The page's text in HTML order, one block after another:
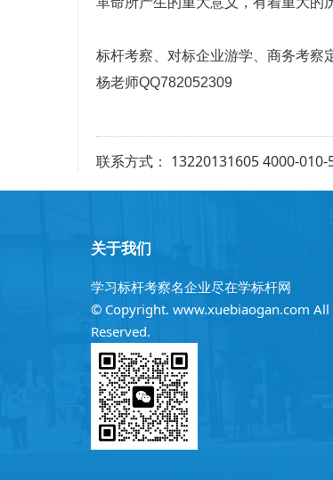
标杆考察、对标企业游学、商务考察
杨老师QQ782052309
联系方式： 13220131605 4000-010-
关于我们
学习标杆考察名企业尽在学标杆网
© Copyright. www.xuebiaogan.com All
Reserved.